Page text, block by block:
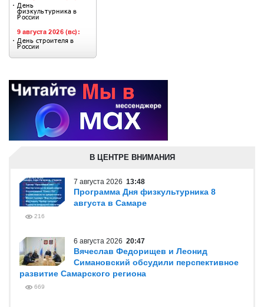
В ЦЕНТРЕ ВНИМАНИЯ
7 августа 2026 13:48
Программа Дня физкультурника 8
августа в Самаре
216
6 августа 2026 20:47
Вячеслав Федорищев и Леонид
Симановский обсудили перспективное
развитие Самарского региона
669